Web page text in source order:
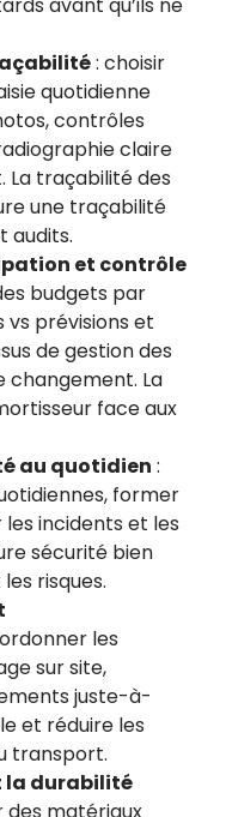
: choisir
quotidienne
contrôles
claire
traçabilité des
une traçabilité
audits.
et contrôle
budgets par
vs prévisions et
de gestion des
changement. La
face aux
au quotidien :
former
incidents et les
sécurité bien
risques.
les
sur site,
juste-à-
et réduire les
transport.
la durabilité